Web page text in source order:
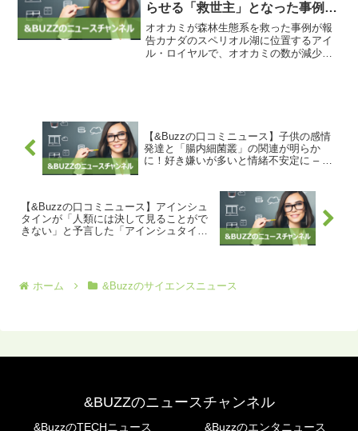
らせる「救世主」となった事例が
報告される – GIGAZINE
オオカミが森林生態系を救った事例が報
告カナダのスペリオル湖に位置するアイ
ル・ロイヤルで、オオカミの数が減少し
【&Buzzの口コミニュース】子供の感情
発達と「腸内細菌叢」の関連が明らか
に！好き嫌いが多いと情緒不安定に – ナ
【&Buzzの口コミニュース】アインシュ
タインが「人類には決して見ることがで
きない」と予言した「アインシュタイン
ホーム &Buzzのサイエンスニュース
&BUZZのニュースチャンネル
&BuzzのTECHニュース &Buzzのエンタニュース